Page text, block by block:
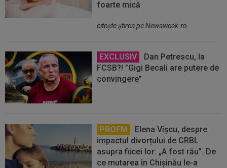
foarte mică
citeşte ştirea pe Newsweek.ro
EXCLUSIV
Dan Petrescu, la
FCSB?! ”Gigi Becali are putere de
convingere”
PROFM
Elena Vîșcu, despre
impactul divorțului de CRBL
asupra fiicei lor: „A fost rău”. De
ce mutarea în Chișinău le-a